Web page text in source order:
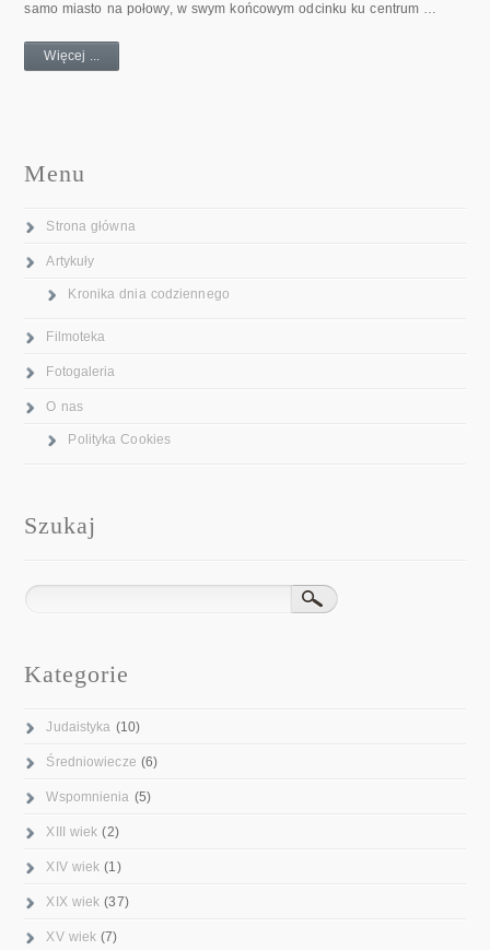
samo miasto na połowy, w swym końcowym odcinku ku centrum …
Więcej ...
Menu
Strona główna
Artykuły
Kronika dnia codziennego
Filmoteka
Fotogaleria
O nas
Polityka Cookies
Szukaj
Kategorie
Judaistyka (10)
Średniowiecze (6)
Wspomnienia (5)
XIII wiek (2)
XIV wiek (1)
XIX wiek (37)
XV wiek (7)